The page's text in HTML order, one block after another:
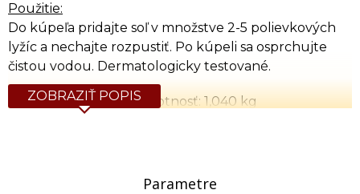
Použitie:
Do kúpeľa pridajte soľ v množstve 2-5 polievkových
lyžíc a nechajte rozpustiť. Po kúpeli sa osprchujte
čistou vodou. Dermatologicky testované.
Celková orientačná hmotnosť: 1,040 kg
ZOBRAZIŤ POPIS
Parametre